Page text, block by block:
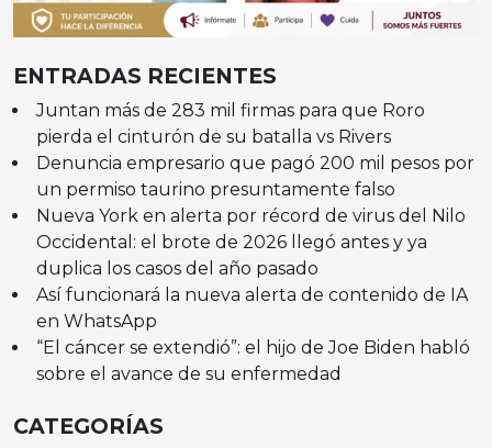
ENTRADAS RECIENTES
Juntan más de 283 mil firmas para que Roro
pierda el cinturón de su batalla vs Rivers
Denuncia empresario que pagó 200 mil pesos por
un permiso taurino presuntamente falso
Nueva York en alerta por récord de virus del Nilo
Occidental: el brote de 2026 llegó antes y ya
duplica los casos del año pasado
Así funcionará la nueva alerta de contenido de IA
en WhatsApp
“El cáncer se extendió”: el hijo de Joe Biden habló
sobre el avance de su enfermedad
CATEGORÍAS